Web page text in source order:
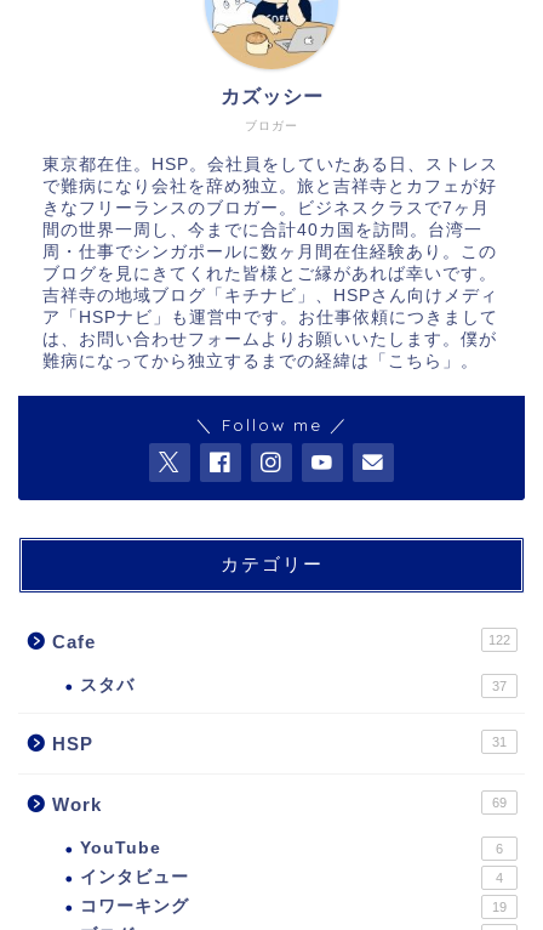
ブロガー
カズッシー
東京都在住。HSP。会社員をしていたある日、ストレス
で難病になり会社を辞め独立。旅と吉祥寺とカフェが好
きなフリーランスのブロガー。ビジネスクラスで7ヶ月
間の世界一周し、今までに合計40カ国を訪問。台湾一
周・仕事でシンガポールに数ヶ月間在住経験あり。この
ブログを見にきてくれた皆様とご縁があれば幸いです。
吉祥寺の地域ブログ「キチナビ」、HSPさん向けメディ
ア「HSPナビ」も運営中です。お仕事依頼につきまして
は、お問い合わせフォームよりお願いいたします。僕が
難病になってから独立するまでの経緯は「 こちら 」。
＼ Follow me ／
カテゴリー
Cafe 122
スタバ 37
HSP 31
Work 69
YouTube 6
インタビュー 4
コワーキング 19